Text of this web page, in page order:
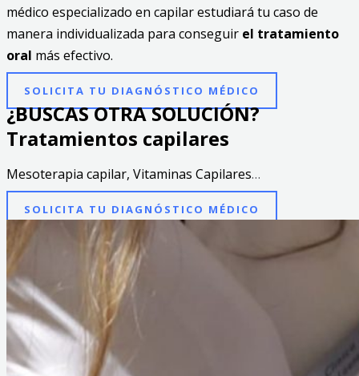
médico especializado en capilar estudiará tu caso de
manera individualizada para conseguir el tratamiento
oral más efectivo.
SOLICITA TU DIAGNÓSTICO MÉDICO
¿BUSCAS OTRA SOLUCIÓN?
Tratamientos capilares
Mesoterapia capilar, Vitaminas Capilares…
SOLICITA TU DIAGNÓSTICO MÉDICO